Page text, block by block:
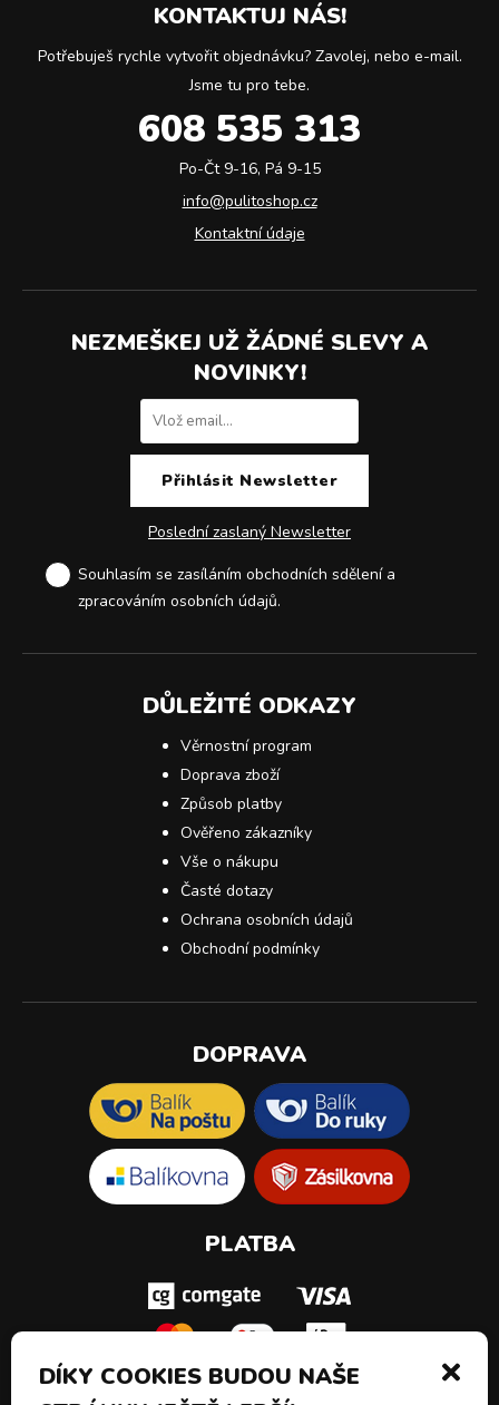
KONTAKTUJ NÁS!
Potřebuješ rychle vytvořit objednávku? Zavolej, nebo e-mail.
Jsme tu pro tebe.
608 535 313
Po-Čt 9-16, Pá 9-15
info@pulitoshop.cz
Kontaktní údaje
NEZMEŠKEJ UŽ ŽÁDNÉ SLEVY A
NOVINKY!
Poslední zaslaný Newsletter
Souhlasím se zasíláním obchodních sdělení a
zpracováním osobních údajů.
DŮLEŽITÉ ODKAZY
Věrnostní program
Doprava zboží
Způsob platby
Ověřeno zákazníky
Vše o nákupu
Časté dotazy
Ochrana osobních údajů
Obchodní podmínky
DOPRAVA
PLATBA
DÍKY COOKIES BUDOU NAŠE